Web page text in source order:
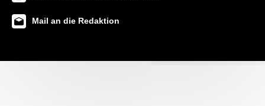
Mail an die Redaktion